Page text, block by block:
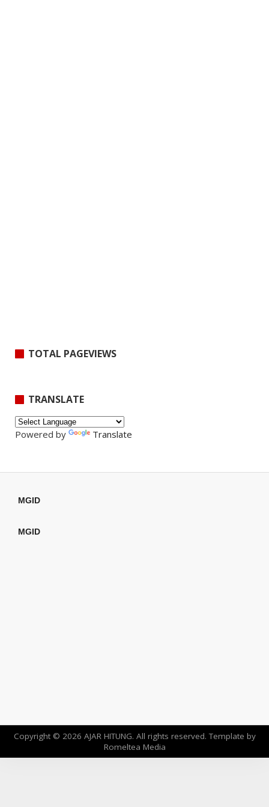
TOTAL PAGEVIEWS
TRANSLATE
Powered by Translate
MGID
MGID
Copyright © 2026 AJAR HITUNG. All rights reserved. Template by
Romeltea Media